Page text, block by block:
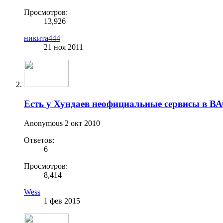
Просмотров:
13,926
никита444
21 ноя 2011
Есть у Хундаев неофициальные сервисы в
Anonymous 2 окт 2010
Ответов:
6
Просмотров:
8,414
Wess
1 фев 2015